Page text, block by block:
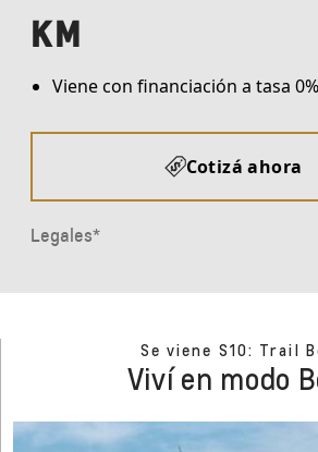
Se viene S10: Trail
Viví en modo